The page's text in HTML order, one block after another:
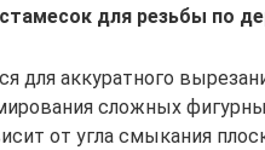
для резьбы по
для аккуратного
сложных
от угла смыкания